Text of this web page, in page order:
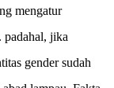
mengatur
padahal, jika
gender sudah